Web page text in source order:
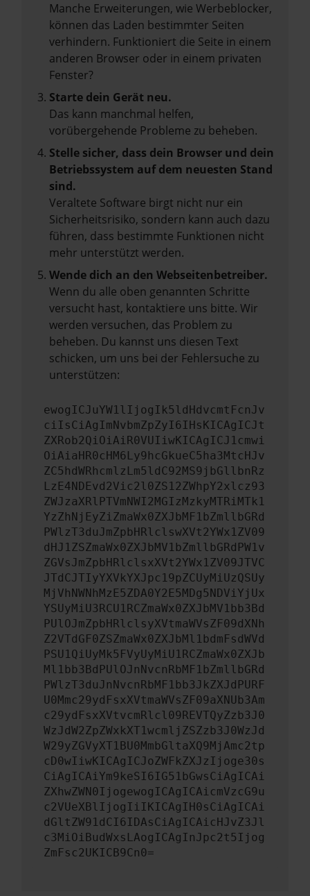
Manche Erweiterungen, wie Werbeblocker,
können das Laden bestimmter Seiten
verhindern. Funktioniert die Seite in einem
anderen Browser oder in einem privaten
Fenster?
Starte dein Gerät neu.
Das kann manchmal helfen,
vorübergehende Probleme zu beheben.
Stelle sicher, dass dein Browser und dein
Betriebssystem auf dem neuesten Stand
sind.
Veraltete Software birgt nicht nur ein
Sicherheitsrisiko, sondern kann auch dazu
führen, dass bestimmte Funktionen nicht
mehr unterstützt werden.
Wende dich an den Webseitenbetreiber.
Wenn du alle oben genannten Schritte
versucht hast, kontaktiere uns bitte. Wir
werden versuchen, das Problem zu
beheben. Du kannst uns diesen Text
schicken, um uns bei der Fehlersuche zu
unterstützen:
ewogICJuYW1lIjogIk5ldHdvcmtFcnJv
ciIsCiAgImNvbmZpZyI6IHsKICAgICJt
ZXRob2QiOiAiR0VUIiwKICAgICJ1cmwi
OiAiaHR0cHM6Ly9hcGkueC5ha3MtcHJv
ZC5hdWRhcmlzLm5ldC92MS9jbGllbnRz
LzE4NDEvd2Vic2l0ZS12ZWhpY2xlcz93
ZWJzaXRlPTVmNWI2MGIzMzkyMTRiMTk1
YzZhNjEyZiZmaWx0ZXJbMF1bZmllbGRd
PWlzT3duJmZpbHRlclswXVt2YWx1ZV09
dHJ1ZSZmaWx0ZXJbMV1bZmllbGRdPW1v
ZGVsJmZpbHRlclsxXVt2YWx1ZV09JTVC
JTdCJTIyYXVkYXJpc19pZCUyMiUzQSUy
MjVhNWNhMzE5ZDA0Y2E5MDg5NDViYjUx
YSUyMiU3RCU1RCZmaWx0ZXJbMV1bb3Bd
PUlOJmZpbHRlclsyXVtmaWVsZF09dXNh
Z2VTdGF0ZSZmaWx0ZXJbMl1bdmFsdWVd
PSU1QiUyMk5FVyUyMiU1RCZmaWx0ZXJb
Ml1bb3BdPUlOJnNvcnRbMF1bZmllbGRd
PWlzT3duJnNvcnRbMF1bb3JkZXJdPURF
U0Mmc29ydFsxXVtmaWVsZF09aXNUb3Am
c29ydFsxXVtvcmRlcl09REVTQyZzb3J0
WzJdW2ZpZWxkXT1wcmljZSZzb3J0WzJd
W29yZGVyXT1BU0MmbGltaXQ9MjAmc2tp
cD0wIiwKICAgICJoZWFkZXJzIjoge30s
CiAgICAiYm9keSI6IG51bGwsCiAgICAi
ZXhwZWN0IjogewogICAgICAicmVzcG9u
c2VUeXBlIjogIiIKICAgIH0sCiAgICAi
dGltZW91dCI6IDAsCiAgICAicHJvZ3Jl
c3MiOiBudWxsLAogICAgInJpc2t5Ijog
ZmFsc2UKICB9Cn0=